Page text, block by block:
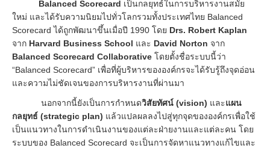
Balanced Scorecard เป็นกลยุทธ์ในการบริหารงานสมัย
ใหม่ และได้รับความนิยมไปทั่วโลกรวมทั้งประเทศไทย Balanced
Scorecard ได้ถูกพัฒนาขึ้นเมื่อปี 1990 โดย Drs. Robert Kaplan
จาก Harvard Business School และ David Norton จาก
Balanced Scorecard Collaborative โดยตั้งชื่อระบบนี้ว่า
“Balanced Scorecard” เพื่อที่ผู้บริหารขององค์กรจะได้รับรู้ถึงจุดอ่อน
และความไม่ชัดเจนของการบริหารงานที่ผ่านมา
นอกจากนี้ยังเป็นการกำหนดวิสัยทัศน์ (vision) และแผน
กลยุทธ์ (strategic plan) แล้วแปลผลลงไปสู่ทุกจุดขององค์กรเพื่อใช้
เป็นแนวทางในการดำเนินงานของแต่ละฝ่ายงานและแต่ละคน โดย
ระบบของ Balanced Scorecard จะเป็นการจัดหาแนวทางแก้ไขและ